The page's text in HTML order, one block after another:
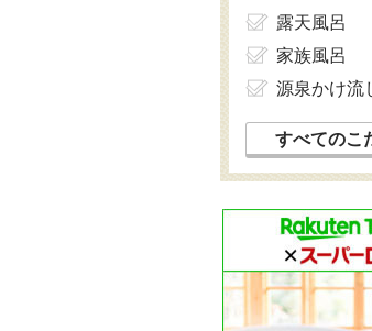
露天風呂
家族風呂
源泉かけ流
すべてのこ